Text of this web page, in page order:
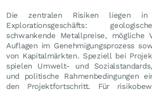
Die zentralen Risiken liegen
Explorationsgeschäfts:
schwankende Metallpreise, mögliche
Auflagen im Genehmigungsprozess
von Kapitalmärkten. Speziell bei
spielen Umwelt- und
und politische Rahmenbedingungen
den Projektfortschritt. Für